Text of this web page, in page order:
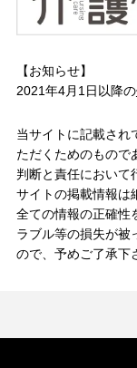
【お知らせ】
2021年4月1日以降の
当サイトに記載され
ただくためのもので
判断と責任において
サイトの掲載情報は
全ての情報の正確性
ラブル等の損失が被
ので、予めご了承下